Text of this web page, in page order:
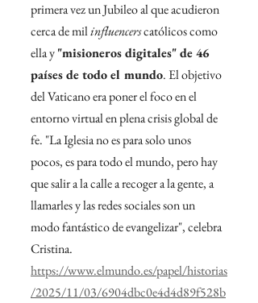
primera vez un Jubileo al que acudieron
cerca de mil influencers católicos como
ella y "misioneros digitales" de 46
países de todo el mundo. El objetivo
del Vaticano era poner el foco en el
entorno virtual en plena crisis global de
fe. "La Iglesia no es para solo unos
pocos, es para todo el mundo, pero hay
que salir a la calle a recoger a la gente, a
llamarles y las redes sociales son un
modo fantástico de evangelizar", celebra
Cristina.
https://www.elmundo.es/papel/historias
/2025/11/03/6904dbc0e4d4d89f528b